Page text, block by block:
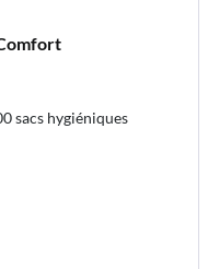
sacs hygiéniques